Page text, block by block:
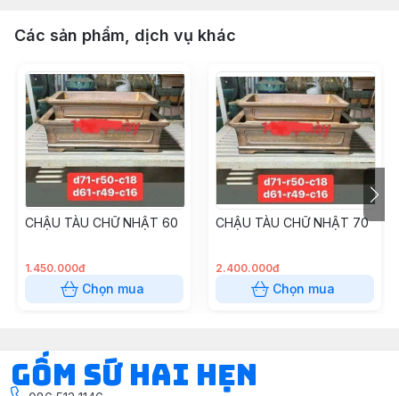
Các sản phẩm, dịch vụ khác
CHẬU TÀU CHỮ NHẬT 60
1.450.000đ
Chọn mua
CHẬU TÀU CHỮ NHẬT 70
2.400.000đ
Chọn mua
Gốm Sứ Hai Hẹn